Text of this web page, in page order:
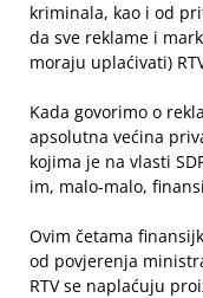
kriminala, kao i od
da sve reklame i
moraju uplaćivati)
Kada govorimo o
apsolutna većina
kojima je na vlasti
im, malo-malo,
Ovim četama
od povjerenja
RTV se naplaćuju